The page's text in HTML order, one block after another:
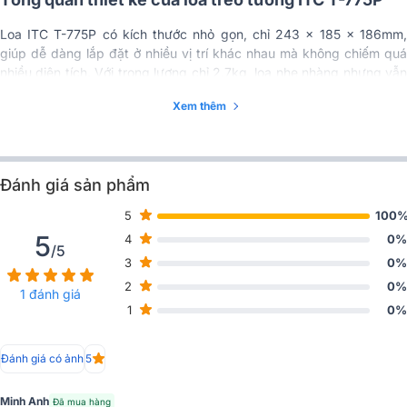
Loa ITC T-775P có kích thước nhỏ gọn, chỉ 243 x 185 x 186mm,
giúp dễ dàng lắp đặt ở nhiều vị trí khác nhau mà không chiếm quá
nhiều diện tích. Với trọng lượng chỉ 2.7kg, loa nhẹ nhàng nhưng vẫn
Xem thêm
Đánh giá sản phẩm
5/5
1 đánh giá
5
4
0%
3
0%
2
0%
1
0%
Đánh giá có ảnh 5
Minh Anh Đã mua hàng